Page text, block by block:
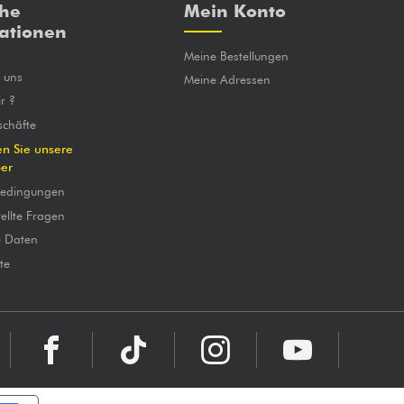
?
Sie unsere
Fragen
Daten
Mein Konto
Meine Bestellungen
Meine Adressen